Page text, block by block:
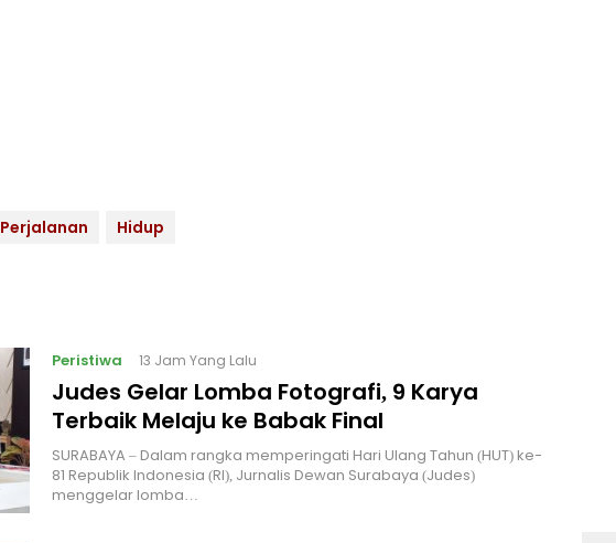
Perjalanan Hidup
Peristiwa 13 Jam Yang Lalu
Judes Gelar Lomba Fotografi, 9 Karya
Terbaik Melaju ke Babak Final
‎SURABAYA – Dalam rangka memperingati Hari Ulang Tahun (HUT) ke-
81 Republik Indonesia (RI), Jurnalis Dewan Surabaya (Judes)
menggelar lomba…